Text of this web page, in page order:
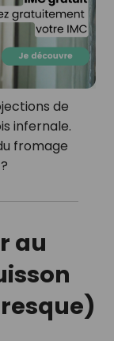
de
infernale.
fromage
au